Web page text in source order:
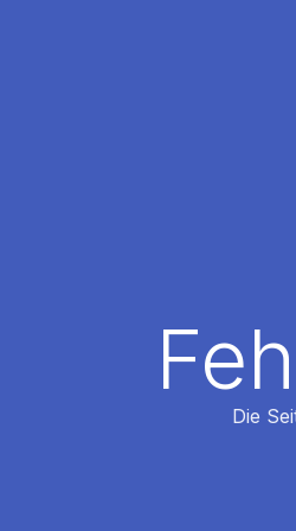
Die